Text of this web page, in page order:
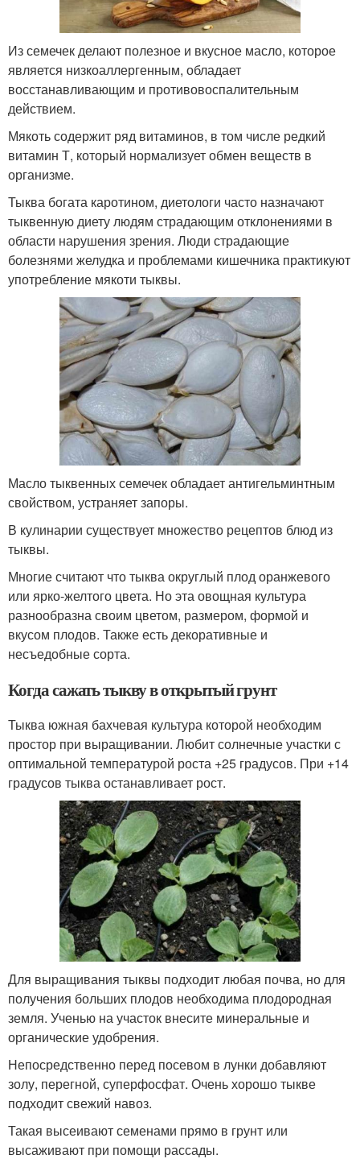
Из семечек делают полезное и вкусное масло, которое
является низкоаллергенным, обладает
восстанавливающим и противовоспалительным
действием.
Мякоть содержит ряд витаминов, в том числе редкий
витамин Т, который нормализует обмен веществ в
организме.
Тыква богата каротином, диетологи часто назначают
тыквенную диету людям страдающим отклонениями в
области нарушения зрения. Люди страдающие
болезнями желудка и проблемами кишечника практикуют
употребление мякоти тыквы.
Масло тыквенных семечек обладает антигельминтным
свойством, устраняет запоры.
В кулинарии существует множество рецептов блюд из
тыквы.
Многие считают что тыква округлый плод оранжевого
или ярко-желтого цвета. Но эта овощная культура
разнообразна своим цветом, размером, формой и
вкусом плодов. Также есть декоративные и
несъедобные сорта.
Когда сажать тыкву в открытый грунт
Тыква южная бахчевая культура которой необходим
простор при выращивании. Любит солнечные участки с
оптимальной температурой роста +25 градусов. При +14
градусов тыква останавливает рост.
Для выращивания тыквы подходит любая почва, но для
получения больших плодов необходима плодородная
земля. Ученью на участок внесите минеральные и
органические удобрения.
Непосредственно перед посевом в лунки добавляют
золу, перегной, суперфосфат. Очень хорошо тыкве
подходит свежий навоз.
Такая высеивают семенами прямо в грунт или
высаживают при помощи рассады.